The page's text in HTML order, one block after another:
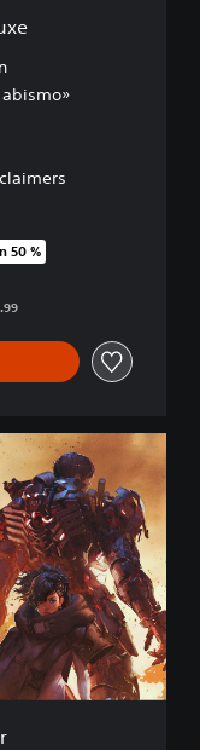
de US$89.99
50 %